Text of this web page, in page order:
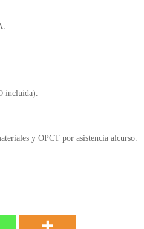
incluida).
y OPCT por asistencia alcurso.